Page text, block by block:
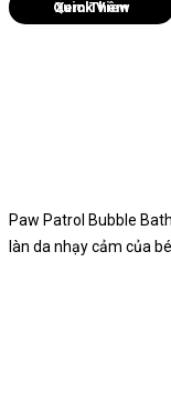
Quick View
Paw Patrol Bubble
làn da nhạy cảm của bé